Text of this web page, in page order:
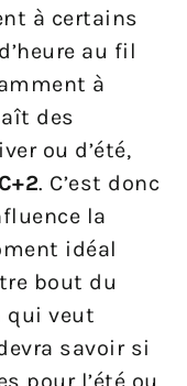
à certains
au fil
à
des
ou d’été,
. C’est donc
la
idéal
bout du
qui veut
savoir si